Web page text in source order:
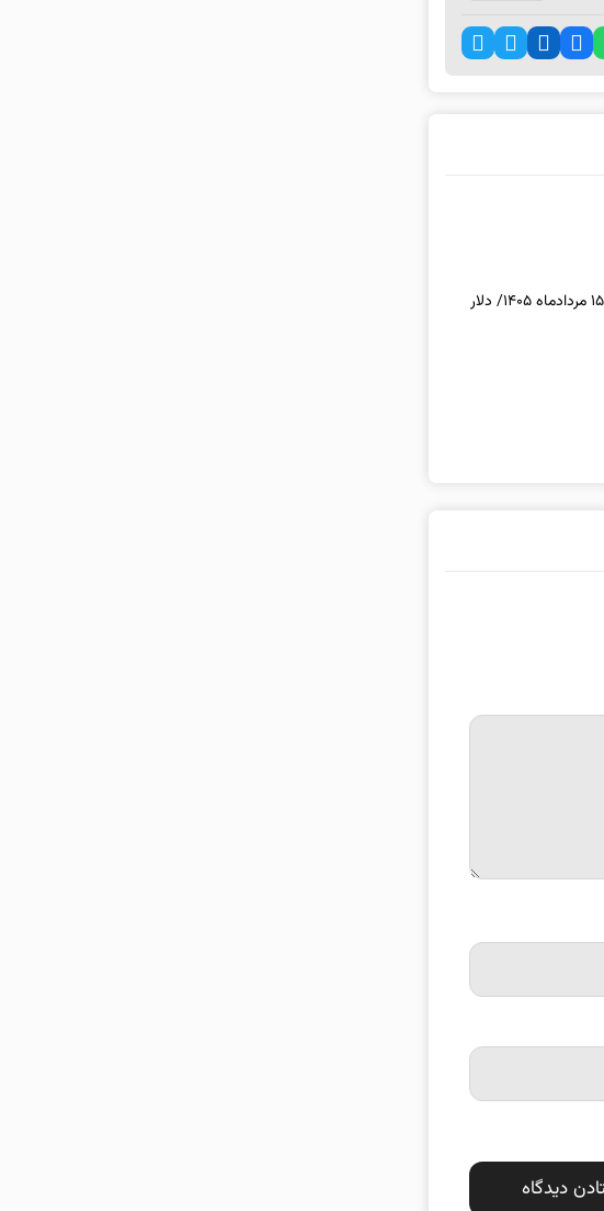
قیمت جدید دلار، یورو و سایر ارزها امروز ۱۵ مردادماه ۱۴۰۵/ دلار